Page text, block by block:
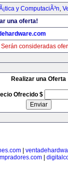
y ComputaciÃ³n,
una oferta!
Serán consideradas
Realizar una Oferta
Ofrecido $